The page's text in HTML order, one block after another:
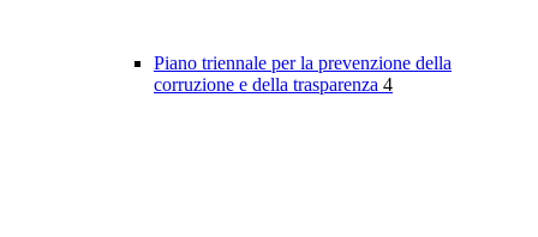
Piano triennale per la prevenzione della
corruzione e della trasparenza 4